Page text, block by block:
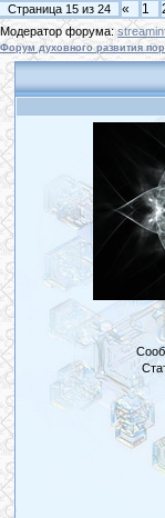
Страница 15 из 24 « 1
Модератор форума:
Форум духовного развития